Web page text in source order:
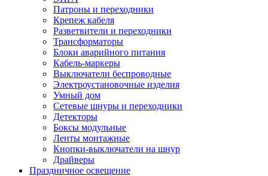
Патроны и переходники
Крепеж кабеля
Разветвители и переходники
Трансформаторы
Блоки аварийного питания
Кабель-маркеры
Выключатели беспроводные
Электроустановочные изделия
Умный дом
Сетевые шнуры и переходники
Детекторы
Боксы модульные
Ленты монтажные
Кнопки-выключатели на шнур
Драйверы
Праздничное освещение